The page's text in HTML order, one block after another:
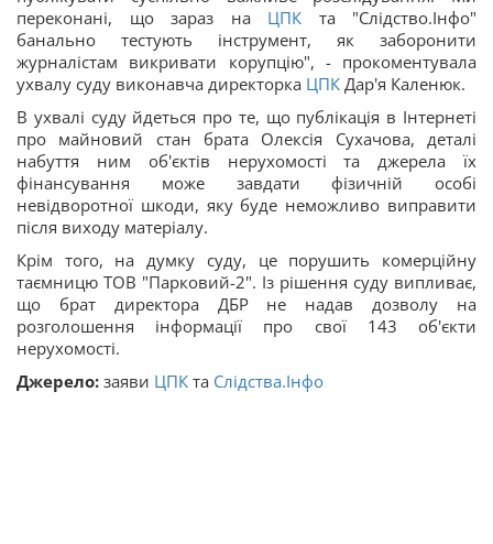
переконані, що зараз на ЦПК та "Слідство.Інфо"
банально тестують інструмент, як заборонити
журналістам викривати корупцію", - прокоментувала
ухвалу суду виконавча директорка ЦПК Дар'я Каленюк.
В ухвалі суду йдеться про те, що публікація в Інтернеті
про майновий стан брата Олексія Сухачова, деталі
набуття ним об'єктів нерухомості та джерела їх
фінансування може завдати фізичній особі
невідворотної шкоди, яку буде неможливо виправити
після виходу матеріалу.
Крім того, на думку суду, це порушить комерційну
таємницю ТОВ "Парковий-2". Із рішення суду випливає,
що брат директора ДБР не надав дозволу на
розголошення інформації про свої 143 об'єкти
нерухомості.
Джерело: заяви ЦПК та Слідства.Інфо